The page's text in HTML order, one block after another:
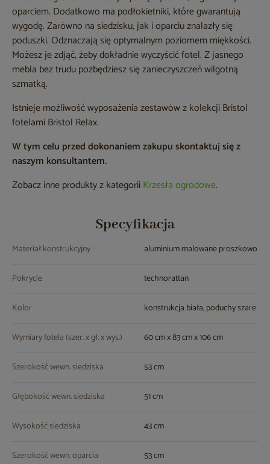
oparciem. Dodatkowo ma podłokietniki, które gwarantują
wygodę. Zarówno na siedzisku, jak i oparciu znalazły się
poduszki. Odznaczają się optymalnym poziomem miękkości.
Możesz je zdjąć, żeby dokładnie wyczyścić fotel. Z jasnego
mebla bez trudu pozbędziesz się zanieczyszczeń wilgotną
szmatką.
Istnieje możliwość wyposażenia zestawów z kolekcji Bristol
fotelami Bristol Relax.
W tym celu przed dokonaniem zakupu skontaktuj się z
naszym konsultantem.
Zobacz inne produkty z kategoriiKrzesła ogrodowe.
Specyfikacja
Materiał konstrukcyjny aluminium malowane proszkowo
Pokrycie technorattan
Kolor konstrukcja biała, poduchy szare
Wymiary fotela (szer. x gł. x wys.) 60 cm x 83 cm x 106 cm
Szerokość wewn. siedziska 53 cm
Głębokość wewn. siedziska 51 cm
Wysokość siedziska 43 cm
Szerokość wewn. oparcia 53 cm